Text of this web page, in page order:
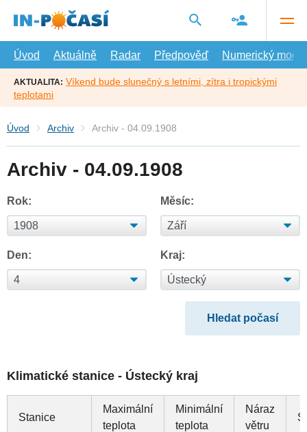
hlavní
Úvod
Aktuálně Radar Předpověď Numerický model
AKTUALITA: Víkend bude slunečný s letními, zítra i tropickými
teplotami
Úvod Archiv Archiv - 04.09.1908
Archiv - 04.09.1908
Rok: Měsíc:
Den: Kraj:
Klimatické stanice - Ústecký kraj
Stanice
Maximální
teplota
Minimální
teplota
Náraz
větru